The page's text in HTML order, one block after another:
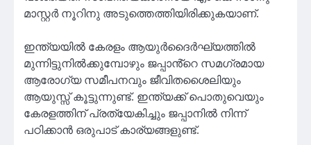
മാസ്റ്റർ നൂറിനു അടുത്തെത്തിയിരിക്കുകയാണ്.
ഇന്ത്യയിൽ കേരളം ആയുർദൈർഘ്യത്തിൽ
മുന്നിട്ടുനിൽക്കുമ്പോഴും ജപ്പാൻ്റെ സമഗ്രമായ
ആരോഗ്യ സമീപനവും ജീവിതശൈലിയും
ആയുസ്സ് കൂട്ടുന്നുണ്ട്. ഇന്ത്യക്ക് പൊതുവെയും
കേരളത്തിന് പ്രത്യേകിച്ചും ജപ്പാനിൽ നിന്ന്
പഠിക്കാൻ ഒരുപാട് കാര്യങ്ങളുണ്ട്.